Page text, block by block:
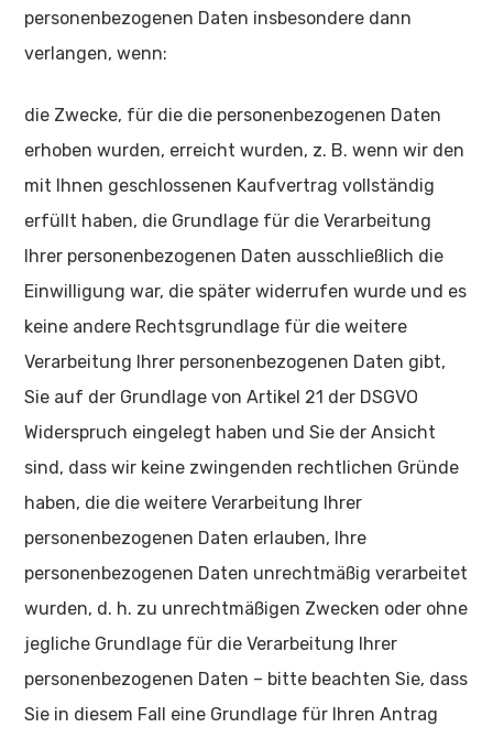
personenbezogenen Daten insbesondere dann
verlangen, wenn:
die Zwecke, für die die personenbezogenen Daten
erhoben wurden, erreicht wurden, z. B. wenn wir den
mit Ihnen geschlossenen Kaufvertrag vollständig
erfüllt haben, die Grundlage für die Verarbeitung
Ihrer personenbezogenen Daten ausschließlich die
Einwilligung war, die später widerrufen wurde und es
keine andere Rechtsgrundlage für die weitere
Verarbeitung Ihrer personenbezogenen Daten gibt,
Sie auf der Grundlage von Artikel 21 der DSGVO
Widerspruch eingelegt haben und Sie der Ansicht
sind, dass wir keine zwingenden rechtlichen Gründe
haben, die die weitere Verarbeitung Ihrer
personenbezogenen Daten erlauben, Ihre
personenbezogenen Daten unrechtmäßig verarbeitet
wurden, d. h. zu unrechtmäßigen Zwecken oder ohne
jegliche Grundlage für die Verarbeitung Ihrer
personenbezogenen Daten – bitte beachten Sie, dass
Sie in diesem Fall eine Grundlage für Ihren Antrag